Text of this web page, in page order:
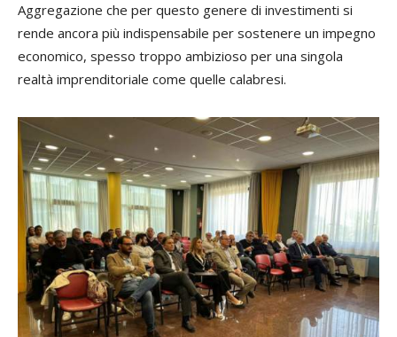
Aggregazione che per questo genere di investimenti si
rende ancora più indispensabile per sostenere un impegno
economico, spesso troppo ambizioso per una singola
realtà imprenditoriale come quelle calabresi.